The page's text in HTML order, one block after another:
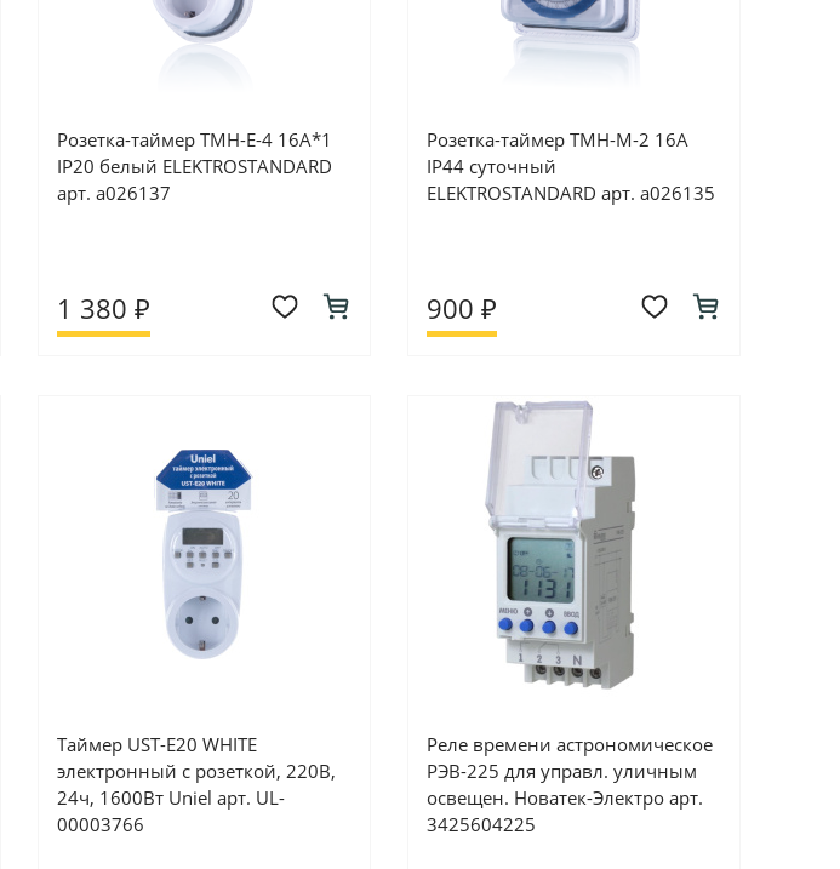
Розетка-таймер ТМН-Е-4 16А*1
IP20 белый ELEKTROSTANDARD
арт. а026137
1 380 ₽
Розетка-таймер TMH-M-2 16А
IP44 суточный
ELEKTROSTANDARD арт. a026135
900 ₽
Таймер UST-E20 WHITE
электронный с розеткой, 220В,
24ч, 1600Вт Uniel арт. UL-
00003766
Реле времени астрономическое
РЭВ-225 для управл. уличным
освещен. Новатек-Электро арт.
3425604225